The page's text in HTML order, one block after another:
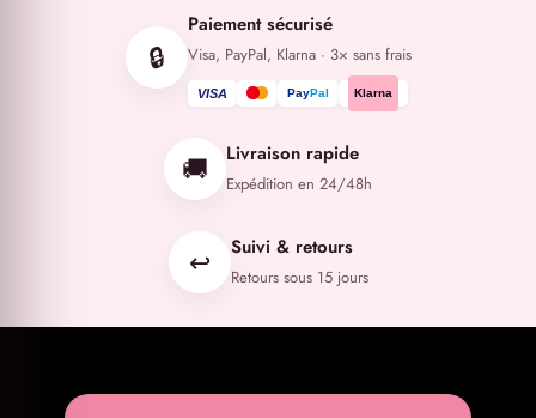
🔒
Paiement sécurisé
Visa, PayPal, Klarna · 3× sans frais
VISA PayPal Klarna
🚚 Livraison rapide
Expédition en 24/48h
↩️ Suivi & retours
Retours sous 15 jours